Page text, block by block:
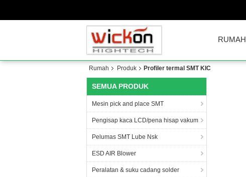
RUMAH
Rumah Produk Profiler termal SMT KIC
SEMUA PRODUK
Mesin pick and place SMT
Pengisap kaca LCD/pena hisap vakum
Pelumas SMT Lube Nsk
ESD AIR Blower
Peralatan & suku cadang solder